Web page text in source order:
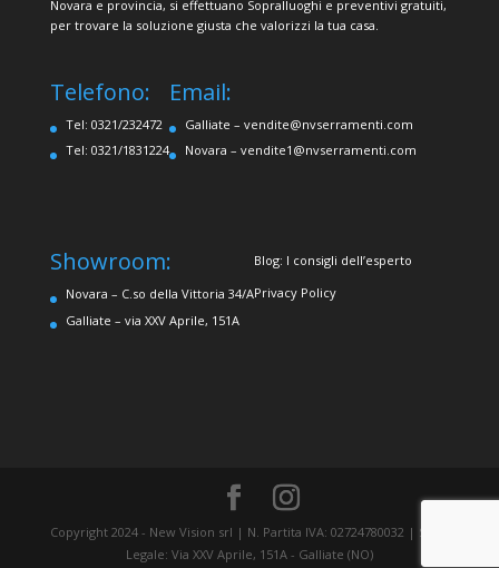
Novara e provincia, si effettuano Sopralluoghi e preventivi gratuiti,
per trovare la soluzione giusta che valorizzi la tua casa.
Telefono:
Tel: 0321/232472
Tel: 0321/1831224
Email:
Galliate – vendite@nvserramenti.com
Novara – vendite1@nvserramenti.com
Showroom:
Novara – C.so della Vittoria 34/A
Galliate – via XXV Aprile, 151A
Blog: I consigli dell’esperto
Privacy Policy
Copyright 2024 - New Vision srl | N. Partita IVA: 02724780032 | Sede
Legale: Via XXV Aprile, 151A - Galliate (NO)